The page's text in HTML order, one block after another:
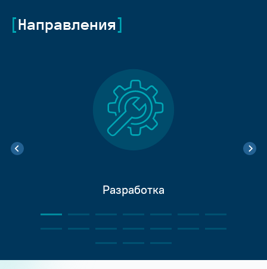
Направления
Разработка